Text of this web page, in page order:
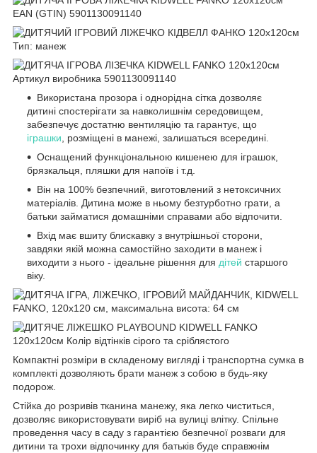
Використана прозора і однорідна сітка дозволяє
дитині спостерігати за навколишнім середовищем,
забезпечує достатню вентиляцію та гарантує, що
іграшки, розміщені в манежі, залишаться всередині.
Оснащений функціональною кишенею для іграшок,
брязкальця, пляшки для напоїв і т.д.
Він на 100% безпечний, виготовлений з нетоксичних
матеріалів. Дитина може в ньому безтурботно грати, а
батьки займатися домашніми справами або відпочити.
Вхід має вшиту блискавку з внутрішньої сторони,
завдяки якій можна самостійно заходити в манеж і
виходити з нього - ідеальне рішення для дітей старшого
віку.
Компактні розміри в складеному вигляді і транспортна сумка в
комплекті дозволяють брати манеж з собою в будь-яку
подорож.
Стійка до розривів тканина манежу, яка легко чиститься,
дозволяє використовувати виріб на вулиці влітку. Спільне
проведення часу в саду з гарантією безпечної розваги для
дитини та трохи відпочинку для батьків буде справжнім